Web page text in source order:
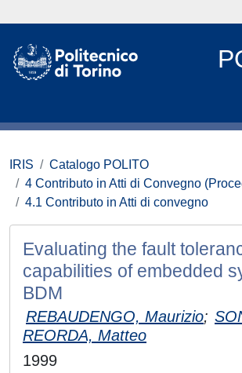
IRIS
Catalogo POLITO
4 Contributo in Atti di Convegno
4.1 Contributo in Atti di convegno
Evaluating the fault
capabilities of embedded
BDM
REBAUDENGO, Maurizio;
REORDA, Matteo
1999